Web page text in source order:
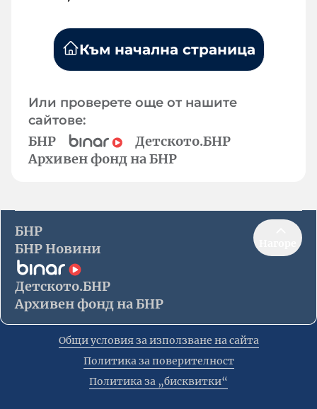
Към начална страница
Или проверете още от нашите
сайтове:
БНР
Детското.БНР
Архивен фонд на БНР
БНР
БНР Новини
Детското.БНР
Архивен фонд на БНР
Общи условия за използване на сайта
Политика за поверителност
Политика за „бисквитки“